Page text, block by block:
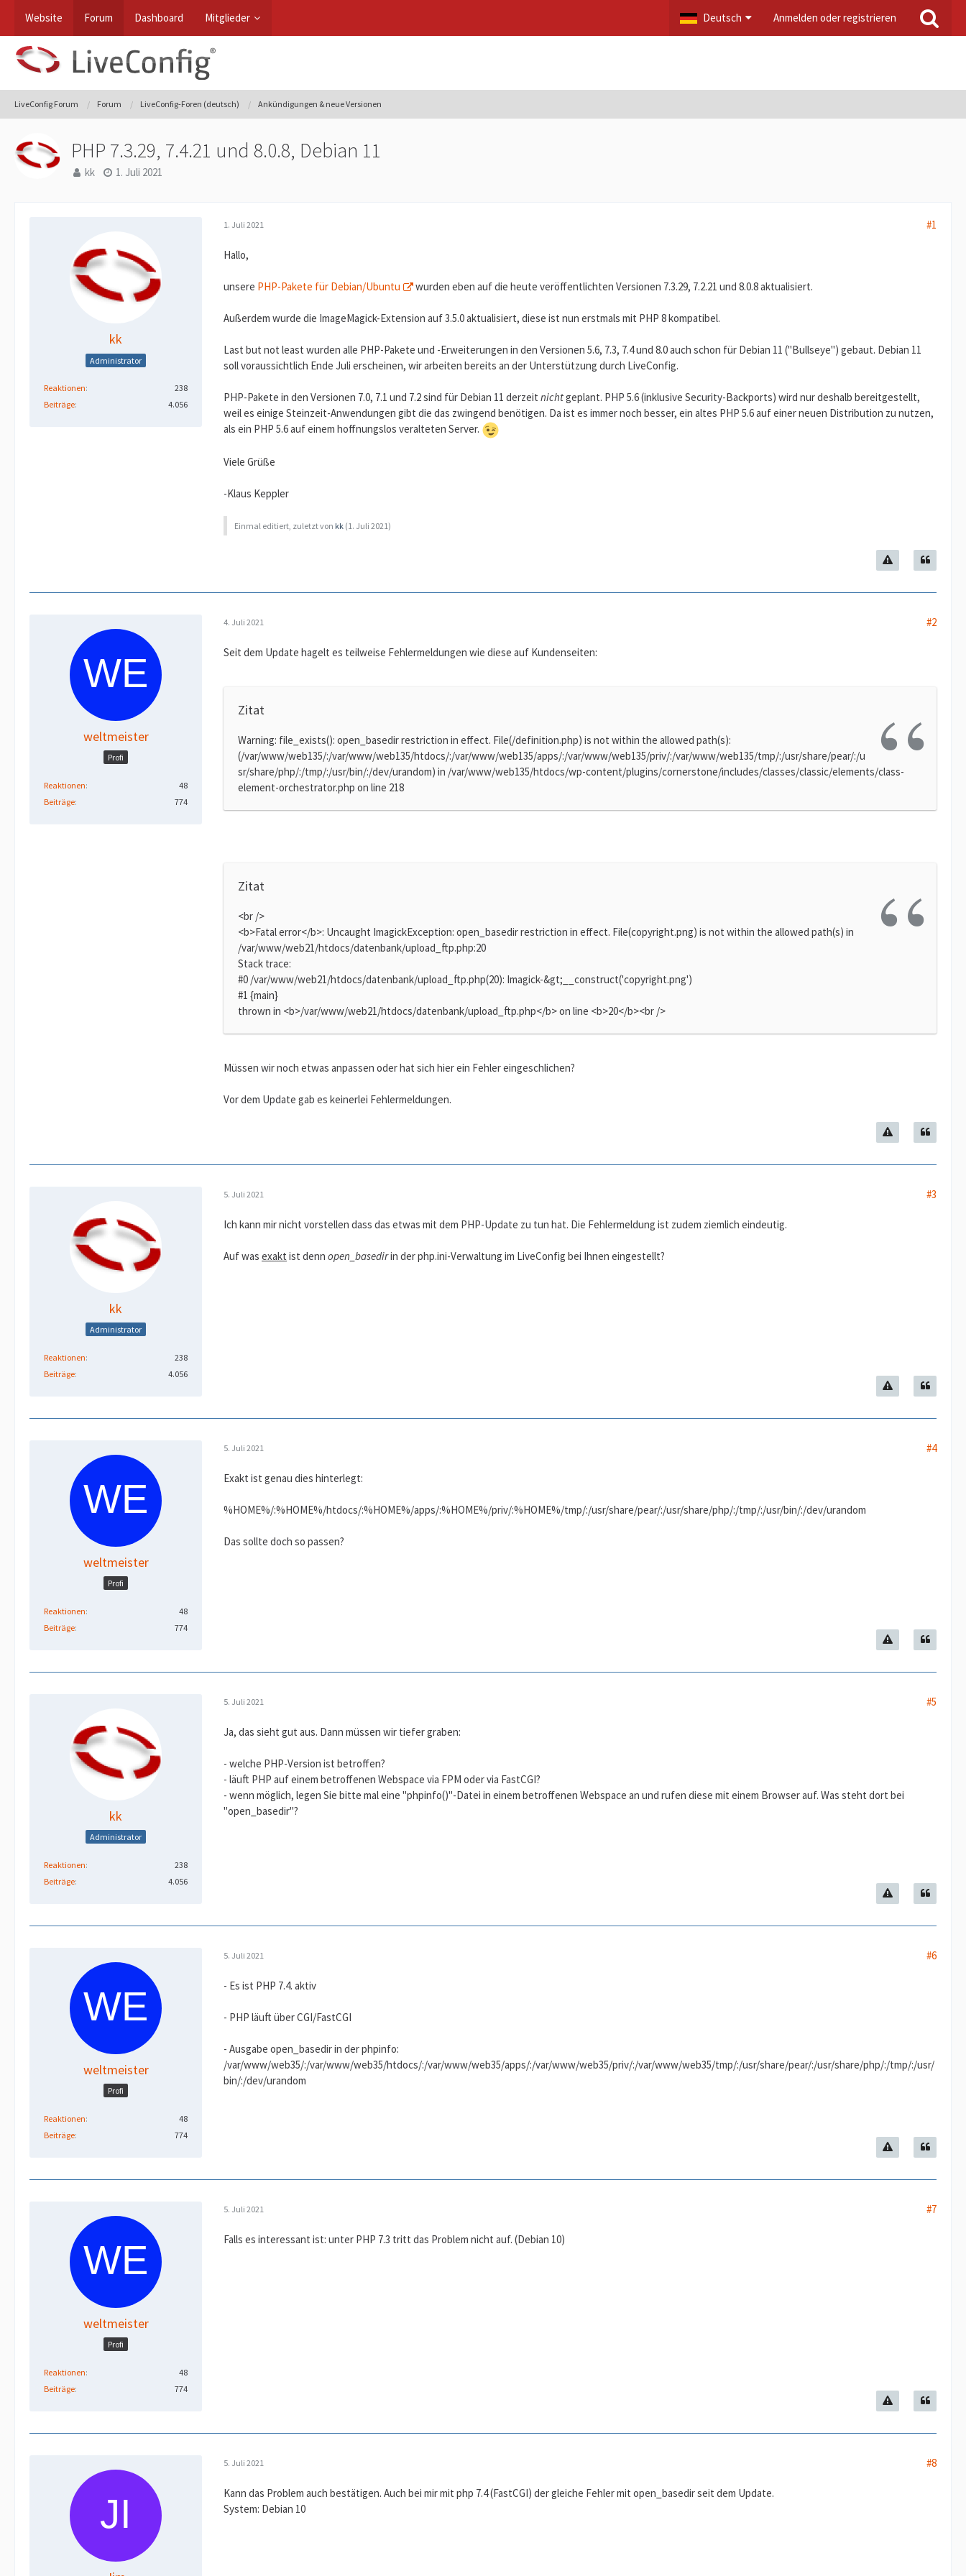
Website Forum Dashboard Mitglieder Deutsch Anmelden oder registrieren
LiveConfig Forum Forum LiveConfig-Foren (deutsch) Ankündigungen & neue Versionen
PHP 7.3.29, 7.4.21 und 8.0.8, Debian 11
kk 1. Juli 2021
kk
Administrator
Reaktionen
238
Beiträge
4.056
1. Juli 2021 #1
Hallo,
unsere PHP-Pakete für Debian/Ubuntu wurden eben auf die heute veröffentlichten Versionen 7.3.29, 7.2.21 und 8.0.8 aktualisiert.
Außerdem wurde die ImageMagick-Extension auf 3.5.0 aktualisiert, diese ist nun erstmals mit PHP 8 kompatibel.
Last but not least wurden alle PHP-Pakete und -Erweiterungen in den Versionen 5.6, 7.3, 7.4 und 8.0 auch schon für Debian 11 ("Bullseye") gebaut. Debian 11
soll voraussichtlich Ende Juli erscheinen, wir arbeiten bereits an der Unterstützung durch LiveConfig.
PHP-Pakete in den Versionen 7.0, 7.1 und 7.2 sind für Debian 11 derzeit nichtgeplant. PHP 5.6 (inklusive Security-Backports) wird nur deshalb bereitgestellt,
weil es einige Steinzeit-Anwendungen gibt die das zwingend benötigen. Da ist es immer noch besser, ein altes PHP 5.6 auf einer neuen Distribution zu nutzen,
als ein PHP 5.6 auf einem hoffnungslos veralteten Server.
Viele Grüße
-Klaus Keppler
Einmal editiert, zuletzt von kk (1. Juli 2021)
weltmeister
Profi
Reaktionen
48
Beiträge
774
4. Juli 2021 #2
Seit dem Update hagelt es teilweise Fehlermeldungen wie diese auf Kundenseiten:
Zitat
Warning: file_exists(): open_basedir restriction in effect. File(/definition.php) is not within the allowed path(s):
(/var/www/web135/:/var/www/web135/htdocs/:/var/www/web135/apps/:/var/www/web135/priv/:/var/www/web135/tmp/:/usr/share/pear/:/u
sr/share/php/:/tmp/:/usr/bin/:/dev/urandom) in /var/www/web135/htdocs/wp-content/plugins/cornerstone/includes/classes/classic/elements/class-
element-orchestrator.php on line 218
Zitat
<br />
<b>Fatal error</b>: Uncaught ImagickException: open_basedir restriction in effect. File(copyright.png) is not within the allowed path(s) in
/var/www/web21/htdocs/datenbank/upload_ftp.php:20
Stack trace:
#0 /var/www/web21/htdocs/datenbank/upload_ftp.php(20): Imagick-&gt;__construct('copyright.png')
#1 {main}
thrown in <b>/var/www/web21/htdocs/datenbank/upload_ftp.php</b> on line <b>20</b><br />
Müssen wir noch etwas anpassen oder hat sich hier ein Fehler eingeschlichen?
Vor dem Update gab es keinerlei Fehlermeldungen.
kk
Administrator
Reaktionen
238
Beiträge
4.056
5. Juli 2021 #3
Ich kann mir nicht vorstellen dass das etwas mit dem PHP-Update zu tun hat. Die Fehlermeldung ist zudem ziemlich eindeutig.
Auf was exakt ist denn open_basedirin der php.ini-Verwaltung im LiveConfig bei Ihnen eingestellt?
weltmeister
Profi
Reaktionen
48
Beiträge
774
5. Juli 2021 #4
Exakt ist genau dies hinterlegt:
%HOME%/:%HOME%/htdocs/:%HOME%/apps/:%HOME%/priv/:%HOME%/tmp/:/usr/share/pear/:/usr/share/php/:/tmp/:/usr/bin/:/dev/urandom
Das sollte doch so passen?
kk
Administrator
Reaktionen
238
Beiträge
4.056
5. Juli 2021 #5
Ja, das sieht gut aus. Dann müssen wir tiefer graben:
- welche PHP-Version ist betroffen?
- läuft PHP auf einem betroffenen Webspace via FPM oder via FastCGI?
- wenn möglich, legen Sie bitte mal eine "phpinfo()"-Datei in einem betroffenen Webspace an und rufen diese mit einem Browser auf. Was steht dort bei
"open_basedir"?
weltmeister
Profi
Reaktionen
48
Beiträge
774
5. Juli 2021 #6
- Es ist PHP 7.4. aktiv
- PHP läuft über CGI/FastCGI
- Ausgabe open_basedir in der phpinfo:
/var/www/web35/:/var/www/web35/htdocs/:/var/www/web35/apps/:/var/www/web35/priv/:/var/www/web35/tmp/:/usr/share/pear/:/usr/share/php/:/tmp/:/usr/
bin/:/dev/urandom
weltmeister
Profi
Reaktionen
48
Beiträge
774
5. Juli 2021 #7
Falls es interessant ist: unter PHP 7.3 tritt das Problem nicht auf. (Debian 10)
5. Juli 2021 #8
Kann das Problem auch bestätigen. Auch bei mir mit php 7.4 (FastCGI) der gleiche Fehler mit open_basedir seit dem Update.
System: Debian 10